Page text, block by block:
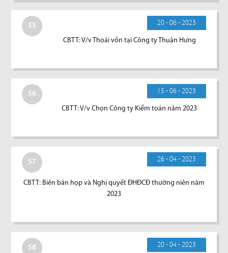
55 20 - 06 - 2023
CBTT: V/v Thoái vốn tại Công ty Thuận Hưng
56 15 - 06 - 2023
CBTT: V/v Chọn Công ty Kiểm toán năm 2023
57 26 - 04 - 2023
CBTT: Biên bản họp và Nghị quyết ĐHĐCĐ thường niên năm
2023
58 20 - 04 - 2023